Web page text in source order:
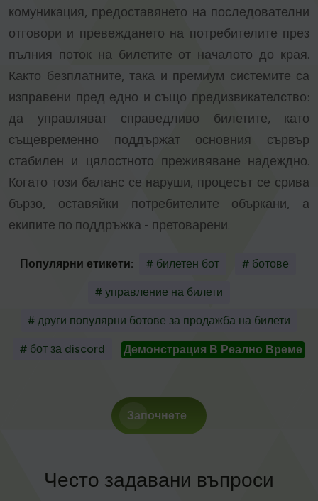
комуникация, предоставянето на последователни
отговори и превеждането на потребителите през
пълния поток на билетите от началото до края.
Както безплатните, така и премиум системите са
изправени пред едно и също предизвикателство:
да управляват справедливо билетите, като
същевременно поддържат основния сървър
стабилен и цялостното преживяване надеждно.
Когато този баланс се наруши, процесът се срива
бързо, оставяйки потребителите объркани, а
екипите по поддръжка - претоварени.
Популярни етикети: # билетен бот # ботове
# управление на билети
# други популярни ботове за продажба на билети
# бот за discord Демонстрация В Реално Време
Започнете
Често задавани въпроси